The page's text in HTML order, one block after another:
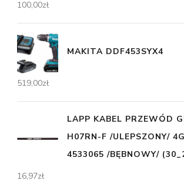
100,00zł
MAKITA DDF453SYX4
519,00zł
LAPP KABEL PRZEWÓD
H07RN-F /ULEPSZONY/
4533065 /BĘBNOWY/
16,97zł